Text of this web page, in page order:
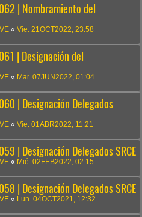
| Nombramiento del
« Vie. 21OCT2022, 23:58
| Designación del
« Mar. 07JUN2022, 01:04
| Designación Delegados
« Vie. 01ABR2022, 11:21
| Designación Delegados SRCE
« Mié. 02FEB2022, 02:15
| Designación Delegados SRCE
« Lun. 04OCT2021, 12:32